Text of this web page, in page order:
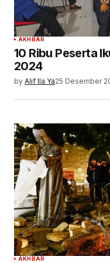
AKHBAR
10 Ribu Peserta
2024
by Alif Ila Ya25 Desember
AKHBAR